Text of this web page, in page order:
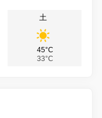
土
45°C
33°C